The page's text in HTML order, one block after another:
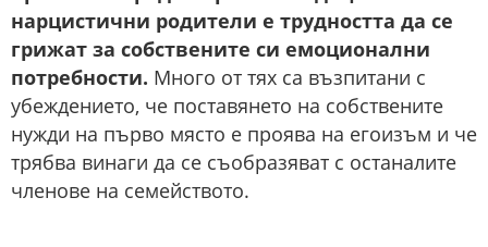
нарцистични родители е трудността да се
грижат за собствените си емоционални
потребности. Много от тях са възпитани с
убеждението, че поставянето на собствените
нужди на първо място е проява на егоизъм и че
трябва винаги да се съобразяват с останалите
членове на семейството.